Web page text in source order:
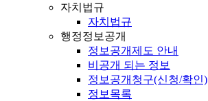
자치법규
자치법규
행정정보공개
정보공개제도 안내
비공개 되는 정보
정보공개청구(신청/확인)
정보목록